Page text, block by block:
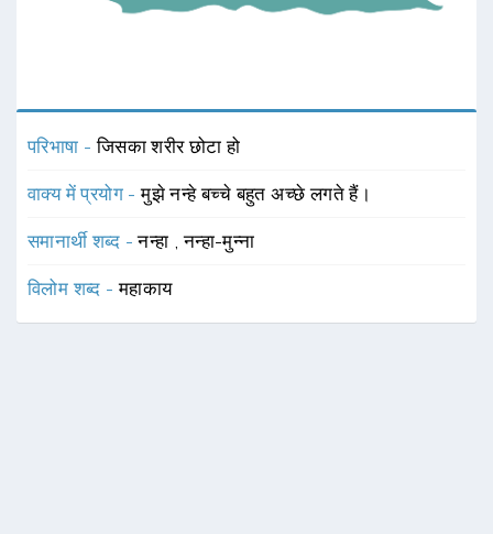
परिभाषा -जिसका शरीर छोटा हो
वाक्य में प्रयोग -मुझे नन्हे बच्चे बहुत अच्छे लगते हैं।
समानार्थी शब्द -नन्हा ,नन्हा-मुन्ना
विलोम शब्द -महाकाय